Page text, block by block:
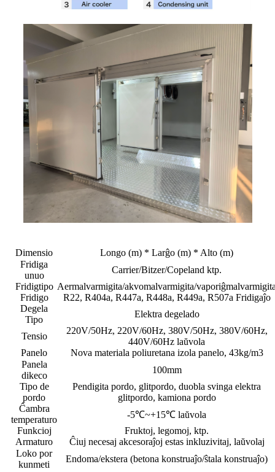
Dimensio
Longo (m) * Larĝo (m) * Alto (m)
Fridiga
unuo
Carrier/Bitzer/Copeland ktp.
Fridigtipo Aermalvarmigita/akvomalvarmigita/
Fridigo
R22, R404a, R447a, R448a, R449a, R507a Fridigaĵo
Degela
Tipo
Elektra degelado
Tensio
220V/50Hz, 220V/60Hz, 380V/50Hz, 380V/60Hz,
440V/60Hz laŭvola
Panelo
Nova materiala poliuretana izola panelo, 43kg/m3
Panela
dikeco
100mm
Tipo de
pordo
Pendigita pordo, glitpordo, duobla svinga elektra
glitpordo, kamiona pordo
Ĉambra
temperaturo
-5℃~+15℃ laŭvola
Funkcioj
Fruktoj, legomoj, ktp.
Armaturo
Ĉiuj necesaj akcesoraĵoj estas inkluzivitaj, laŭvolaj
Loko por
kunmeti
Endoma/ekstera (betona konstruaĵo/ŝtala konstruaĵo)